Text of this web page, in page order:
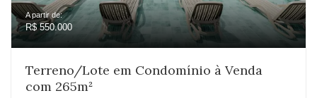
A partir de:
R$ 550.000
Terreno/Lote em Condomínio à Venda
com 265m²